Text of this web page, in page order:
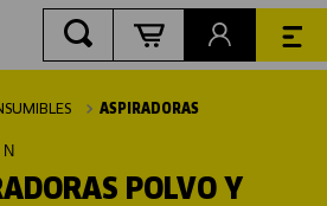
ASPIRADORAS
POLVO Y